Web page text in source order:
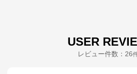
USER
レビュー件数： 26